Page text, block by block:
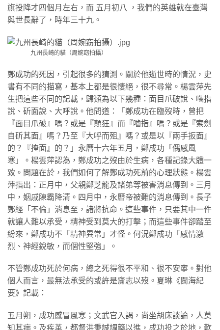
旗投降才四個月左右，而 五月初八 ，我們的英雄就在臺灣
與世長辭了，時年三十九。
九州長崎的貓（周婉窈拍攝）
鄭成功的死因，引起很多的猜測。關於他逝世時的情況，史
書有不同的描寫，基本上都是很悽絕，很不尋常。楊雲萍先
生把這些不同的記載，歸類為以下幾種：面目爪破說、嚙指
說、斫面說、大呼說。他問道：「鄭成功在臨歿時，曾把
『面目爪破』嗎？或是『顛狂』而『嚙指』嗎？或是『索劍
自斫其面』嗎？乃至『大呼而殂』嗎？或是以『兩手扳面』
的？『掩面』的？」永曆十六年五月，鄭成功「偶感風
寒」。楊雲萍認為，鄭成功之歿由於生病，各種記錄大體一
致。問題在於，我們如何了解鄭成功死前的心理狀態。楊雲
萍指出：正月中，父親鄭芝龍及諸弟等被害消息傳到。三月
中，姻戚陳霸降清。四月中，永曆帝被難的消息傳到。長子
鄭經「不倫」消息至，諸將抗命。這些事件，只要其中一件
就讓人難以承受，精神受到莫大的打擊；而這些事件卻踏至
紛來，鄭成功不「精神異常」才怪。何況鄭成功「感情激
烈、神經銳敏，而個性堅強」。
不管鄭成功死於何病，總之死得很不平和、很不安寧。對他
個人而言，最無法承受的或許是齎志以歿。夏琳《閩海紀
要》記載：
五月朔，成功感冒風寒；文武官入謁，尚坐胡床談論，人莫
知其病。及疾革，都督洪秉誠調藥以進，成功投之於地，歎